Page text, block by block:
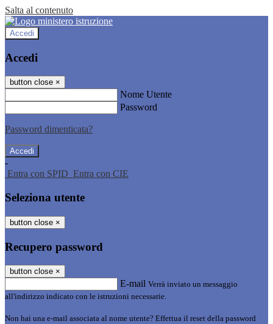
Salta al contenuto
Accedi
Accedi
button close ×
Nome Utente
Password
Password dimenticata?
-
Entra con SPID Entra con CIE
Seleziona utente
button close ×
Recupero password
button close ×
E-mail Verrà inviato un messaggio
all'indirizzo indicato con le istruzioni necessarie.
Non hai una e-mail associata al nome utente? Effettua il reset della password